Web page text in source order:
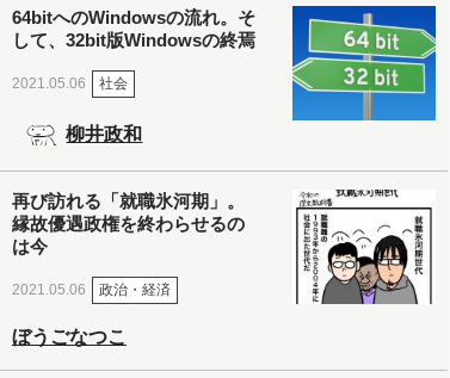
64bitへのWindowsの流れ。そ
して、32bit版Windowsの終焉
2021.05.06 社会
柳井政和
再び訪れる「就職氷河期」。
縁故優遇政権を終わらせるの
は今
2021.05.06 政治・経済
ぼうごなつこ